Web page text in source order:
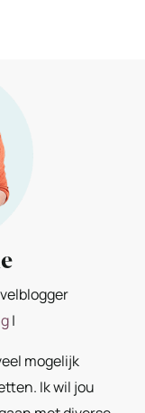
|
mogelijk
Ik wil jou